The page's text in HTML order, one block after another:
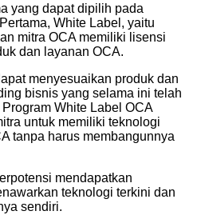
yang dapat dipilih pada
White Label, yaitu
mitra OCA memiliki lisensi
dan layanan OCA.
menyesuaikan produk dan
bisnis yang selama ini telah
White Label OCA
untuk memiliki teknologi
tanpa harus membangunnya
mendapatkan
teknologi terkini dan
sendiri.